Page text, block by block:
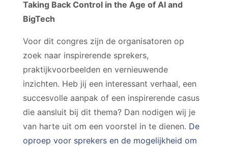
Taking Back Control in the Age of AI and
BigTech
Voor dit congres zijn de organisatoren op
zoek naar inspirerende sprekers,
praktijkvoorbeelden en vernieuwende
inzichten. Heb jij een interessant verhaal, een
succesvolle aanpak of een inspirerende casus
die aansluit bij dit thema? Dan nodigen wij je
van harte uit om een voorstel in te dienen. De
oproep voor sprekers en de mogelijkheid om